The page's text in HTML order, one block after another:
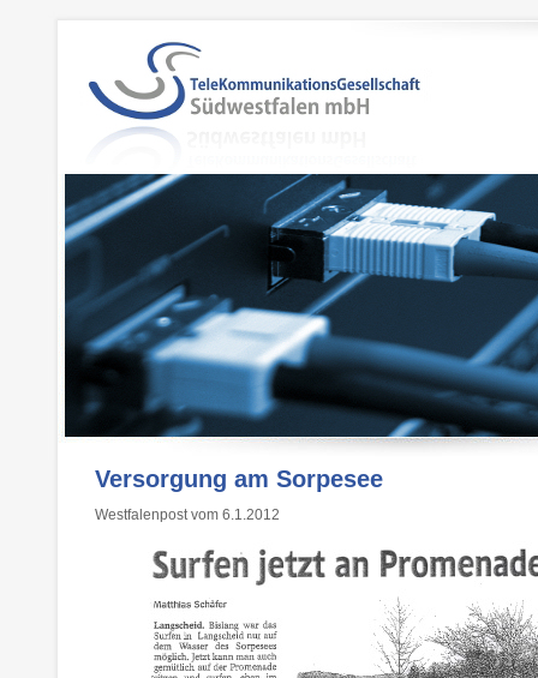
Versorgung am Sorpesee
Westfalenpost vom 6.1.2012